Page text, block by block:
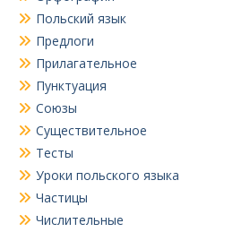
Польский язык
Предлоги
Прилагательное
Пунктуация
Союзы
Существительное
Тесты
Уроки польского языка
Частицы
Числительные